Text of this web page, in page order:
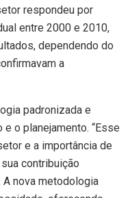
respondeu por
entre 2000 e 2010,
dependendo do
a
padronizada e
o planejamento. “Esse
e a importância de
contribuição
A nova metodologia